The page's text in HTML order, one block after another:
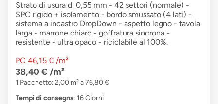
Strato di usura di 0,55 mm - 42 settori (normale) -
SPC rigido + isolamento - bordo smussato (4 lati) -
sistema a incastro DropDown - aspetto legno - tavola
larga - marrone chiaro - goffratura sincrona -
resistente - ultra opaco - riciclabile al 100%.
PC 46,15 € /m²
38,40 € /m²
1 Pacchetto: 2,00 m² a 76,80 €
Tempi di consegna: 16 Giorni